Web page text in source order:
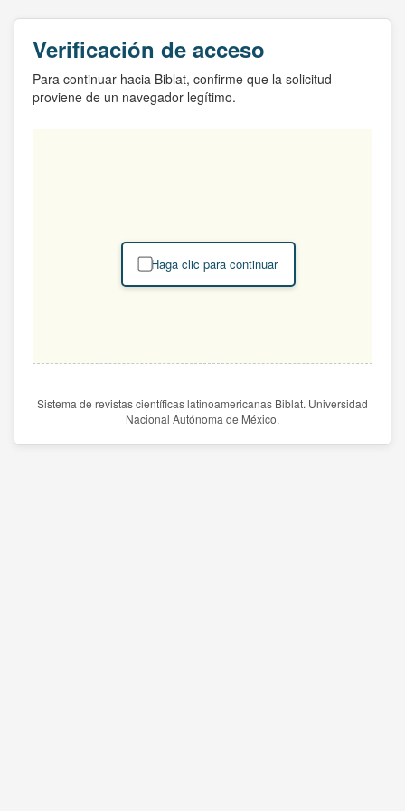
Verificación de acceso
Para continuar hacia Biblat, confirme que la solicitud
proviene de un navegador legítimo.
Haga clic para continuar
Sistema de revistas científicas latinoamericanas Biblat. Universidad
Nacional Autónoma de México.